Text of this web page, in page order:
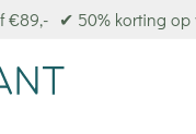
€89,- ✔ 50% korting op